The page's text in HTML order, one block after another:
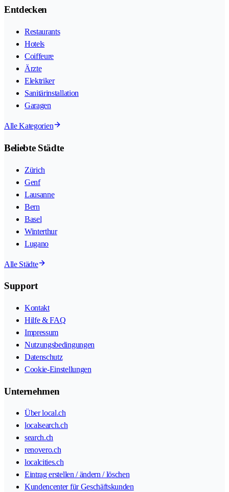
Entdecken
Restaurants
Hotels
Coiffeure
Ärzte
Elektriker
Sanitärinstallation
Garagen
Alle Kategorien
Beliebte Städte
Zürich
Genf
Lausanne
Bern
Basel
Winterthur
Lugano
Alle Städte
Support
Kontakt
Hilfe & FAQ
Impressum
Nutzungsbedingungen
Datenschutz
Cookie-Einstellungen
Unternehmen
Über local.ch
localsearch.ch
search.ch
renovero.ch
localcities.ch
Eintrag erstellen / ändern / löschen
Kundencenter für Geschäftskunden